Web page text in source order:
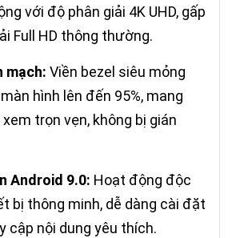
với độ phân giải 4K UHD, gấp
Full HD thông thường.
mạch: Viền bezel siêu mỏng
hình lên đến 95%, mang
trọn vẹn, không bị gián
Android 9.0: Hoạt động độc
bị thông minh, dễ dàng cài đặt
cập nội dung yêu thích.